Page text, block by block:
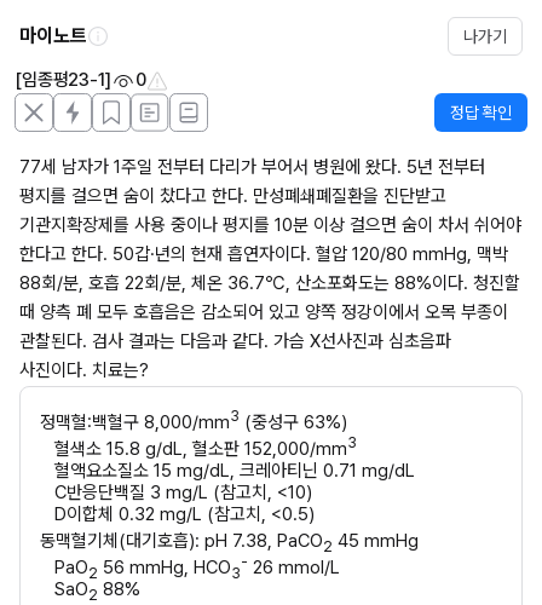
마이노트 나가기
[임종평23-1] 0
정답 확인
77세 남자가 1주일 전부터 다리가 부어서 병원에 왔다. 5년 전부터
평지를 걸으면 숨이 찼다고 한다. 만성폐쇄폐질환을 진단받고
기관지확장제를 사용 중이나 평지를 10분 이상 걸으면 숨이 차서 쉬어야
한다고 한다. 50갑·년의 현재 흡연자이다. 혈압 120/80 mmHg, 맥박
88회/분, 호흡 22회/분, 체온 36.7℃, 산소포화도는 88%이다. 청진할
때 양측 폐 모두 호흡음은 감소되어 있고 양쪽 정강이에서 오목 부종이
관찰된다. 검사 결과는 다음과 같다. 가슴 X선사진과 심초음파
사진이다. 치료는?
정맥혈:백혈구 8,000/mm3 (중성구 63%)
혈색소 15.8 g/dL, 혈소판 152,000/mm3
혈액요소질소 15 mg/dL, 크레아티닌 0.71 mg/dL
C반응단백질 3 mg/L (참고치, <10)
D이합체 0.32 mg/L (참고치, <0.5)
동맥혈기체(대기호흡): pH 7.38, PaCO2 45 mmHg
PaO2 56 mmHg, HCO3
- 26 mmol/L
SaO2 88%